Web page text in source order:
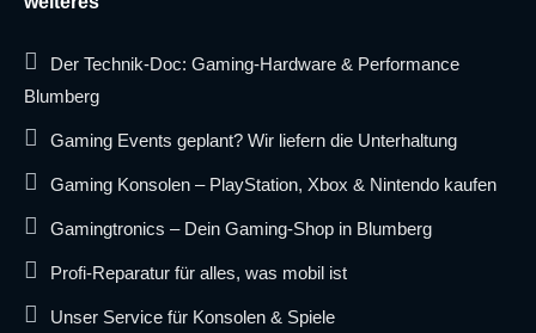
Der Technik-Doc: Gaming-Hardware & Performance
Blumberg
Gaming Events geplant? Wir liefern die Unterhaltung
Gaming Konsolen – PlayStation, Xbox & Nintendo kaufen
Gamingtronics – Dein Gaming-Shop in Blumberg
Profi-Reparatur für alles, was mobil ist
Unser Service für Konsolen & Spiele